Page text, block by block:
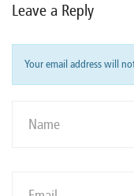
Leave a Reply
Your email address will